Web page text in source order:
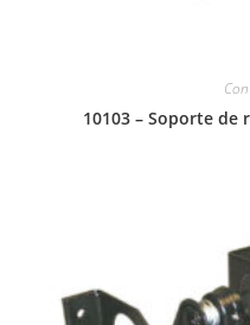
10103 – Soporte de